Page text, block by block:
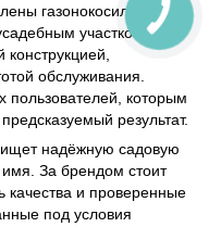
газонокосилки и
участком.
обслуживания.
пользователей, которым
результат.
надёжную садовую
имя. За брендом стоит
качества и проверенные
под условия